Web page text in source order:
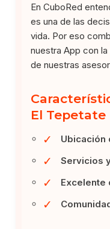
En CuboRed
es una de las
vida. Por eso
nuestra App con
de nuestras
El Tepetate
✓ Ubicación
✓ Servicios
✓ Excelente
✓